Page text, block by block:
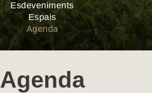
Esdeveniments
Espais
Agenda
Agenda